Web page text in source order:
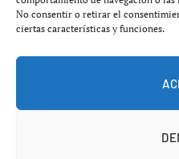
No consentir o retirar el
ciertas características y funciones.
abaratar
tensiona
© 2026 El Vértice, tu